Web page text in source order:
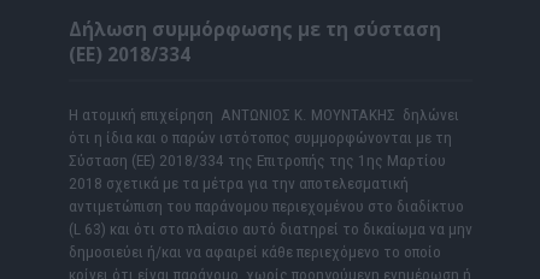
Δήλωση συμμόρφωσης με τη σύσταση
(ΕΕ) 2018/334
Η ατομική επιχείρηση ΑΝΤΩΝΙΟΣ Κ. ΜΟΥΝΤΑΚΗΣ δηλώνει
ότι η ίδια και ο παρών ιστότοπος συμμορφώνονται με τη
Σύσταση (ΕΕ) 2018/334 της Επιτροπής της 1ης Μαρτίου
2018 σχετικά με τα μέτρα για την αποτελεσματική
αντιμετώπιση του παράνομου περιεχομένου στο διαδίκτυο
(L 63) και ότι στο πλαίσιο αυτό διατηρεί το δικαίωμα να μην
δημοσιεύει ή/και να αφαιρεί κάθε περιεχόμενο το οποίο
κρίνει ότι είναι παράνομο, χωρίς προηγούμενη ενημέρωση ή